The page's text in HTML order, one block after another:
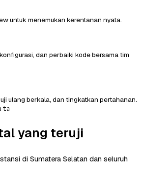
untuk menemukan kerentanan nyata.
dan perbaiki kode bersama tim
ulang berkala, dan tingkatkan pertahanan.
yang teruji
di Sumatera Selatan dan seluruh